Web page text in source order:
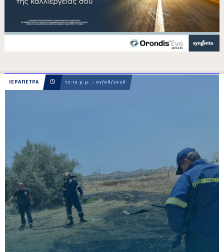
ΙΕΡΑΠΕΤΡΑ 12:15 μ.μ. - 07/08/2026